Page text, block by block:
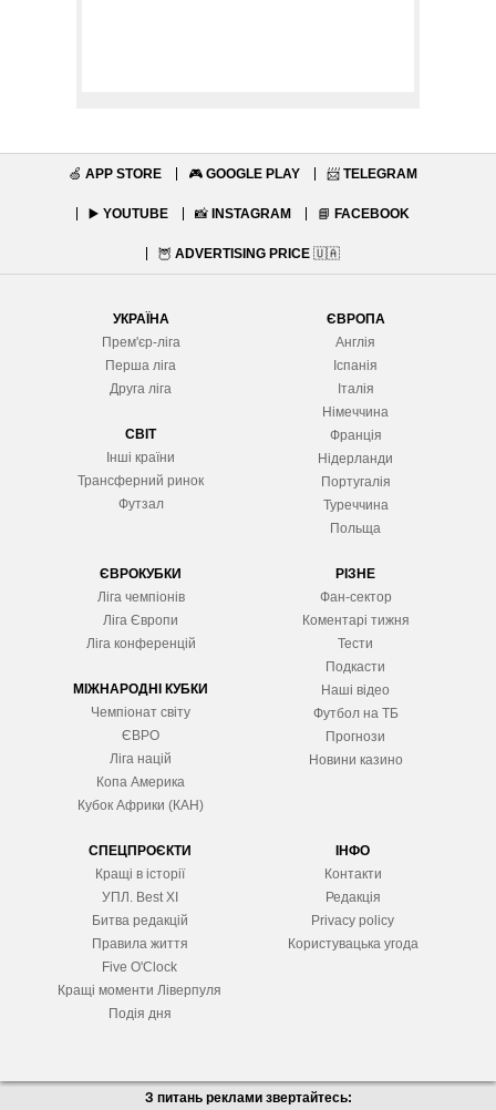
🍏 APP STORE 🎮 GOOGLE PLAY 📨 TELEGRAM
▶️ YOUTUBE 📸 INSTAGRAM 📘 FACEBOOK
🦉 ADVERTISING PRICE 🇺🇦
УКРАЇНА
Прем'єр-ліга
Перша ліга
Друга ліга
СВІТ
Інші країни
Трансферний ринок
Футзал
ЄВРОПА
Англія
Іспанія
Італія
Німеччина
Франція
Нідерланди
Португалія
Туреччина
Польща
ЄВРОКУБКИ
Ліга чемпіонів
Ліга Європи
Ліга конференцій
МІЖНАРОДНІ КУБКИ
Чемпіонат світу
ЄВРО
Ліга націй
Копа Америка
Кубок Африки (КАН)
РІЗНЕ
Фан-сектор
Коментарі тижня
Тести
Подкасти
Наші відео
Футбол на ТБ
Прогнози
Новини казино
СПЕЦПРОЄКТИ
Кращі в історії
УПЛ. Best XІ
Битва редакцій
Правила життя
Five O'Clock
Кращі моменти Ліверпуля
Подія дня
ІНФО
Контакти
Редакція
Privacy policy
Користувацька угода
З питань реклами звертайтесь: